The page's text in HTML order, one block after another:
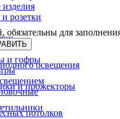
розетки
и гофры
потолков
для
освещения
и прожекторы